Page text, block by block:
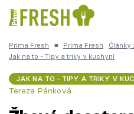
Trendy: Kuře Polévky k
Česká kuchyně Čokoláda
Prima Fresh ■ Prima Fresh
Články
Jak na to - Tipy a triky v kuchyni
JAK NA TO - TIPY A TRIKY V
Tereza Pánková